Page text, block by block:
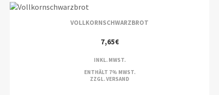
VOLLKORNSCHWARZBROT
7,65€
INKL. MWST.
ENTHÄLT 7% MWST.
ZZGL.VERSAND